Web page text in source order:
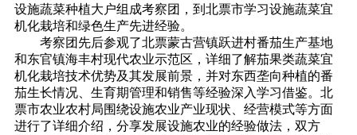
设施蔬菜种植大户组成考察团，到北票市学习设施蔬菜宜
机化栽培和绿色生产先进经验。
考察团先后参观了北票蒙古营镇跃进村番茄生产基地
和东官镇海丰村现代农业示范区，详细了解茄果类蔬菜宜
机化栽培技术优势及其发展前景，并对东西垄向种植的番
茄生长情况、生育期管理和销售等经验深入学习借鉴。北
票市农业农村局围绕设施农业产业现状、经营模式等方面
进行了详细介绍，分享发展设施农业的经验做法，双方